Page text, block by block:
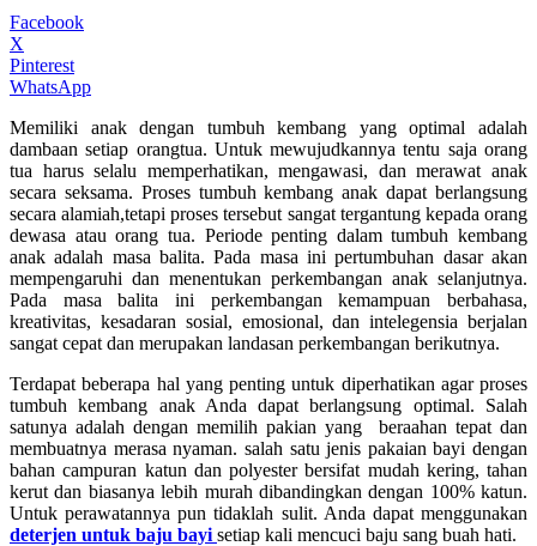
Facebook
X
Pinterest
WhatsApp
Memiliki anak dengan tumbuh kembang yang optimal adalah
dambaan setiap orangtua. Untuk mewujudkannya tentu saja orang
tua harus selalu memperhatikan, mengawasi, dan merawat anak
secara seksama. Proses tumbuh kembang anak dapat berlangsung
secara alamiah,tetapi proses tersebut sangat tergantung kepada orang
dewasa atau orang tua. Periode penting dalam tumbuh kembang
anak adalah masa balita. Pada masa ini pertumbuhan dasar akan
mempengaruhi dan menentukan perkembangan anak selanjutnya.
Pada masa balita ini perkembangan kemampuan berbahasa,
kreativitas, kesadaran sosial, emosional, dan intelegensia berjalan
sangat cepat dan merupakan landasan perkembangan berikutnya.
Terdapat beberapa hal yang penting untuk diperhatikan agar proses
tumbuh kembang anak Anda dapat berlangsung optimal. Salah
satunya adalah dengan memilih pakian yang beraahan tepat dan
membuatnya merasa nyaman. salah satu jenis pakaian bayi dengan
bahan campuran katun dan polyester bersifat mudah kering, tahan
kerut dan biasanya lebih murah dibandingkan dengan 100% katun.
Untuk perawatannya pun tidaklah sulit. Anda dapat menggunakan
deterjen untuk baju bayi setiap kali mencuci baju sang buah hati.